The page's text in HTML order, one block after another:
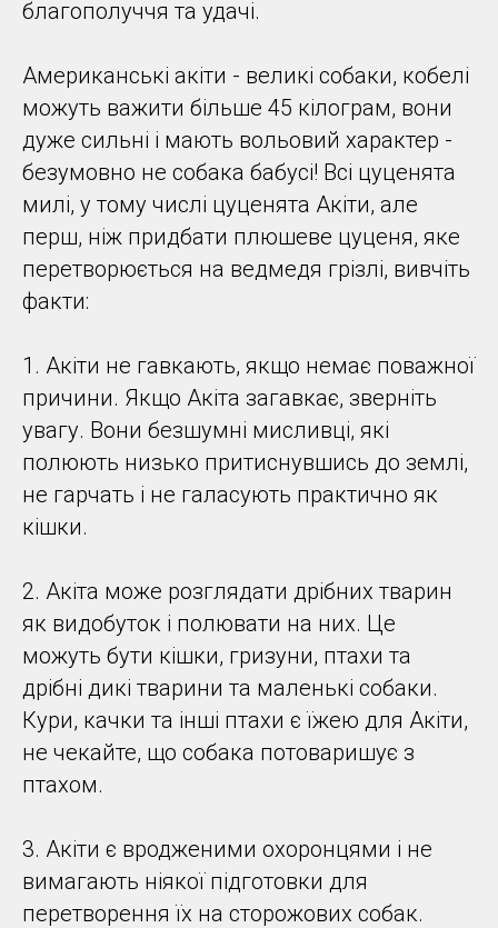
благополуччя та удачі.
Американські акіти - великі собаки, кобелі
можуть важити більше 45 кілограм, вони
дуже сильні і мають вольовий характер -
безумовно не собака бабусі! Всі цуценята
милі, у тому числі цуценята Акіти, але
перш, ніж придбати плюшеве цуценя, яке
перетворюється на ведмедя грізлі, вивчіть
факти:
1. Акіти не гавкають, якщо немає поважної
причини. Якщо Акіта загавкає, зверніть
увагу. Вони безшумні мисливці, які
полюють низько притиснувшись до землі,
не гарчать і не галасують практично як
кішки.
2. Акіта може розглядати дрібних тварин
як видобуток і полювати на них. Це
можуть бути кішки, гризуни, птахи та
дрібні дикі тварини та маленькі собаки.
Кури, качки та інші птахи є їжею для Акіти,
не чекайте, що собака потоваришує з
птахом.
3. Акіти є вродженими охоронцями і не
вимагають ніякої підготовки для
перетворення їх на сторожових собак.